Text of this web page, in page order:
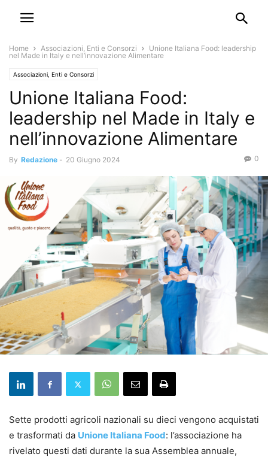
Home Associazioni, Enti e Consorzi
Unione Italiana Food: leadership
nel Made in Italy e nell’innovazione Alimentare
Associazioni, Enti e Consorzi
Unione Italiana Food:
leadership nel Made in Italy e
nell’innovazione Alimentare
By Redazione - 20 Giugno 2024 0
Sette prodotti agricoli nazionali su dieci vengono acquistati
e trasformati da Unione Italiana Food: l’associazione ha
rivelato questi dati durante la sua Assemblea annuale,